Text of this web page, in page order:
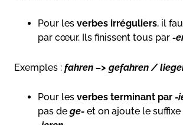
Pour les verbes irréguliers, il
par cœur. Ils finissent tous par -
Exemples : fahren –> gefahren /
Pour les verbes terminant par -
pas de ge- et on ajoute le suffixe